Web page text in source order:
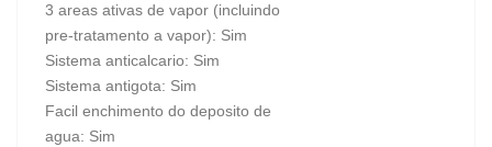
3 areas ativas de vapor (incluindo
pre-tratamento a vapor): Sim
Sistema anticalcario: Sim
Sistema antigota: Sim
Facil enchimento do deposito de
agua: Sim